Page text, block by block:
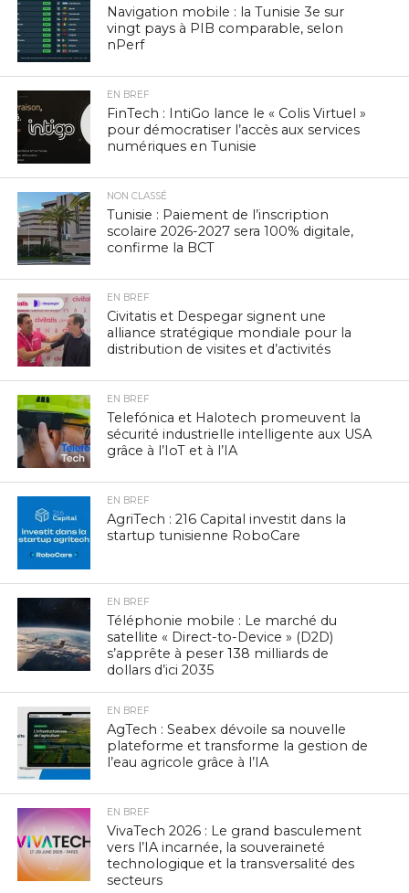
Navigation mobile : la Tunisie 3e sur
vingt pays à PIB comparable, selon
nPerf
EN BREF
FinTech : IntiGo lance le « Colis Virtuel »
pour démocratiser l’accès aux services
numériques en Tunisie
NON CLASSÉ
Tunisie : Paiement de l’inscription
scolaire 2026-2027 sera 100% digitale,
confirme la BCT
EN BREF
Civitatis et Despegar signent une
alliance stratégique mondiale pour la
distribution de visites et d’activités
EN BREF
Telefónica et Halotech promeuvent la
sécurité industrielle intelligente aux USA
grâce à l’IoT et à l’IA
EN BREF
AgriTech : 216 Capital investit dans la
startup tunisienne RoboCare
EN BREF
Téléphonie mobile : Le marché du
satellite « Direct-to-Device » (D2D)
s’apprête à peser 138 milliards de
dollars d’ici 2035
EN BREF
AgTech : Seabex dévoile sa nouvelle
plateforme et transforme la gestion de
l’eau agricole grâce à l’IA
EN BREF
VivaTech 2026 : Le grand basculement
vers l’IA incarnée, la souveraineté
technologique et la transversalité des
secteurs